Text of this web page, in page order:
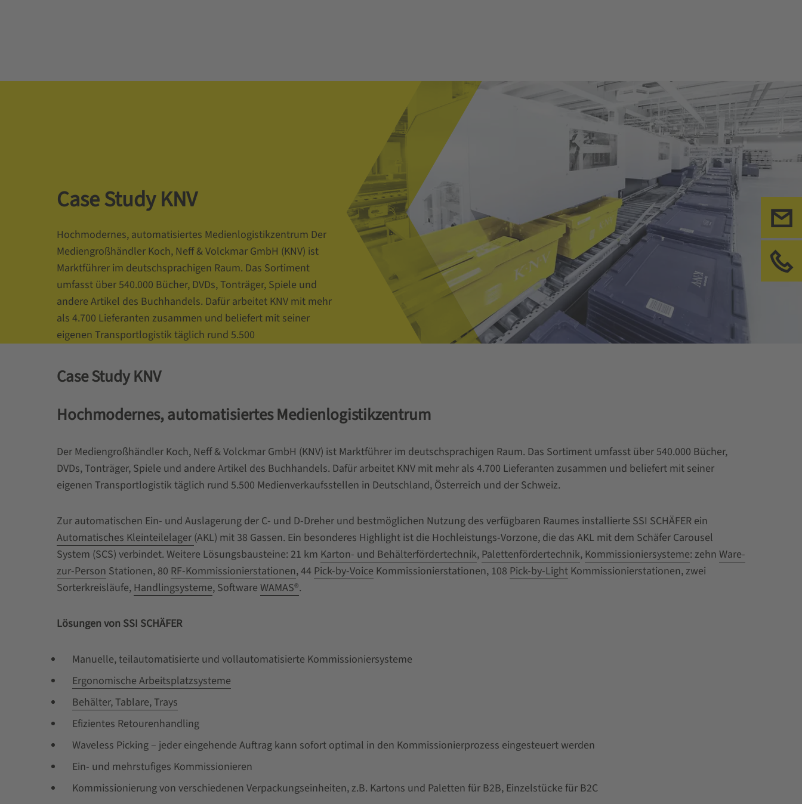
Case Study KNV
Hochmodernes, automatisiertes Medienlogistikzentrum Der
Mediengroßhändler Koch, Neff & Volckmar GmbH (KNV) ist
Marktführer im deutschsprachigen Raum. Das Sortiment
umfasst über 540.000 Bücher, DVDs, Tonträger, Spiele und
andere Artikel des Buchhandels. Dafür arbeitet KNV mit mehr
als 4.700 Lieferanten zusammen und beliefert mit seiner
eigenen Transportlogistik täglich rund 5.500
Schweiz. Zur automatischen Ein- und Auslagerung der C- und
D-Dreher und bestmöglichen Nutzung des verfügbaren
Kleinteilelager (AKL) mit 38 Gassen. Ein besonderes Highlight
Carousel System (SCS) verbindet. Weitere Lösungsbausteine:
21 km Karton- und Behälterfördertechnik,
Palettenfördertechnik, Kommissioniersysteme: zehn Ware-
Pick-by-Voice Kommissionierstationen, 108 Pick-by-Light
Kommissionierstationen, zwei Sorterkreisläufe,
Handlingsysteme, Software WAMAS®. Lösungen von SSI
SCHÄFER Manuelle, teilautomatisierte und
vollautomatisierte Kommissioniersysteme Ergonomische
Retourenhandling Waveless Picking – jeder eingehende
eingesteuert werden Ein- und mehrstufiges Kommissionieren
Kommissionierung von verschiedenen
Verpackungseinheiten, z.B. Kartons und Paletten für B2B,
Einzelstücke für B2C Roboter und Fahrerlose
Transportsysteme Prozess- und IT-Lösungen auch für
und SAP Softwarelösungen für manuelle, teilautomatisierte
oder vollautomatisierte Lager
Case Study KNV
Hochmodernes, automatisiertes Medienlogistikzentrum
Der Mediengroßhändler Koch, Neff & Volckmar GmbH (KNV) ist Marktführer im deutschsprachigen Raum. Das Sortiment umfasst über 540.000 Bücher,
DVDs, Tonträger, Spiele und andere Artikel des Buchhandels. Dafür arbeitet KNV mit mehr als 4.700 Lieferanten zusammen und beliefert mit seiner
eigenen Transportlogistik täglich rund 5.500 Medienverkaufsstellen in Deutschland, Österreich und der Schweiz.
Zur automatischen Ein- und Auslagerung der C- und D-Dreher und bestmöglichen Nutzung des verfügbaren Raumes installierte SSI SCHÄFER ein
Automatisches Kleinteilelager (AKL) mit 38 Gassen. Ein besonderes Highlight ist die Hochleistungs-Vorzone, die das AKL mit dem Schäfer Carousel
System (SCS) verbindet. Weitere Lösungsbausteine: 21 km Karton- und Behälterfördertechnik, Palettenfördertechnik, Kommissioniersysteme: zehn Ware-
zur-Person Stationen, 80 RF-Kommissionierstationen, 44 Pick-by-Voice Kommissionierstationen, 108 Pick-by-LightKommissionierstationen, zwei
Sorterkreisläufe, Handlingsysteme, Software WAMAS®.
Lösungen von SSI SCHÄFER
Manuelle, teilautomatisierte und vollautomatisierte Kommissioniersysteme
Ergonomische Arbeitsplatzsysteme
Behälter, Tablare, Trays
Efizientes Retourenhandling
Waveless Picking – jeder eingehende Auftrag kann sofort optimal in den Kommissionierprozess eingesteuert werden
Ein- und mehrstufiges Kommissionieren
Kommissionierung von verschiedenen Verpackungseinheiten, z.B. Kartons und Paletten für B2B, Einzelstücke für B2C